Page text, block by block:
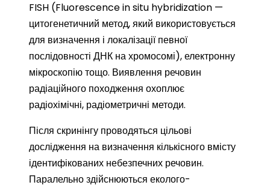
FISH (Fluorescence in situ hybridization —
цитогенетичний метод, який використовується
для визначення і локалізації певної
послідовності ДНК на хромосомі), електронну
мікроскопію тощо. Виявлення речовин
радіаційного походження охоплює
радіохімічні, радіометричні методи.
Після скринінгу проводяться цільові
дослідження на визначення кількісного вмісту
ідентифікованих небезпечних речовин.
Паралельно здійснюються еколого-